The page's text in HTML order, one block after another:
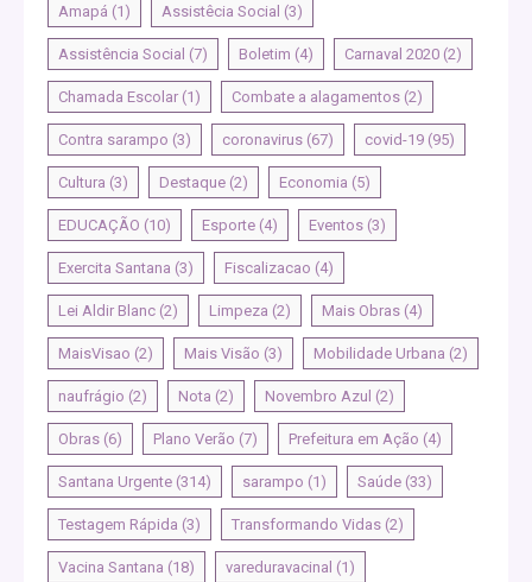
Amapá (1) Assistêcia Social (3)
Assistência Social (7) Boletim (4) Carnaval 2020 (2)
Chamada Escolar (1) Combate a alagamentos (2)
Contra sarampo (3) coronavirus (67) covid-19 (95)
Cultura (3) Destaque (2) Economia (5)
EDUCAÇÃO (10) Esporte (4) Eventos (3)
Exercita Santana (3) Fiscalizacao (4)
Lei Aldir Blanc (2) Limpeza (2) Mais Obras (4)
MaisVisao (2) Mais Visão (3) Mobilidade Urbana (2)
naufrágio (2) Nota (2) Novembro Azul (2)
Obras (6) Plano Verão (7) Prefeitura em Ação (4)
Santana Urgente (314) sarampo (1) Saúde (33)
Testagem Rápida (3) Transformando Vidas (2)
Vacina Santana (18) vareduravacinal (1)